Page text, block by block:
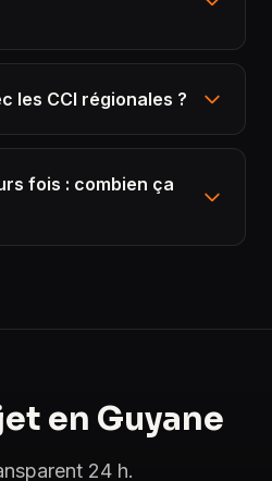
les CCI régionales ?
fois : combien ça
en Guyane
24 h.